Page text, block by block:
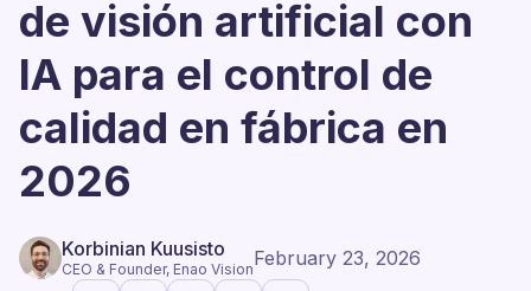
de visión artificial con
IA para el control de
calidad en fábrica en
2026
Korbinian Kuusisto
CEO & Founder, Enao VisionFebruary 23, 2026